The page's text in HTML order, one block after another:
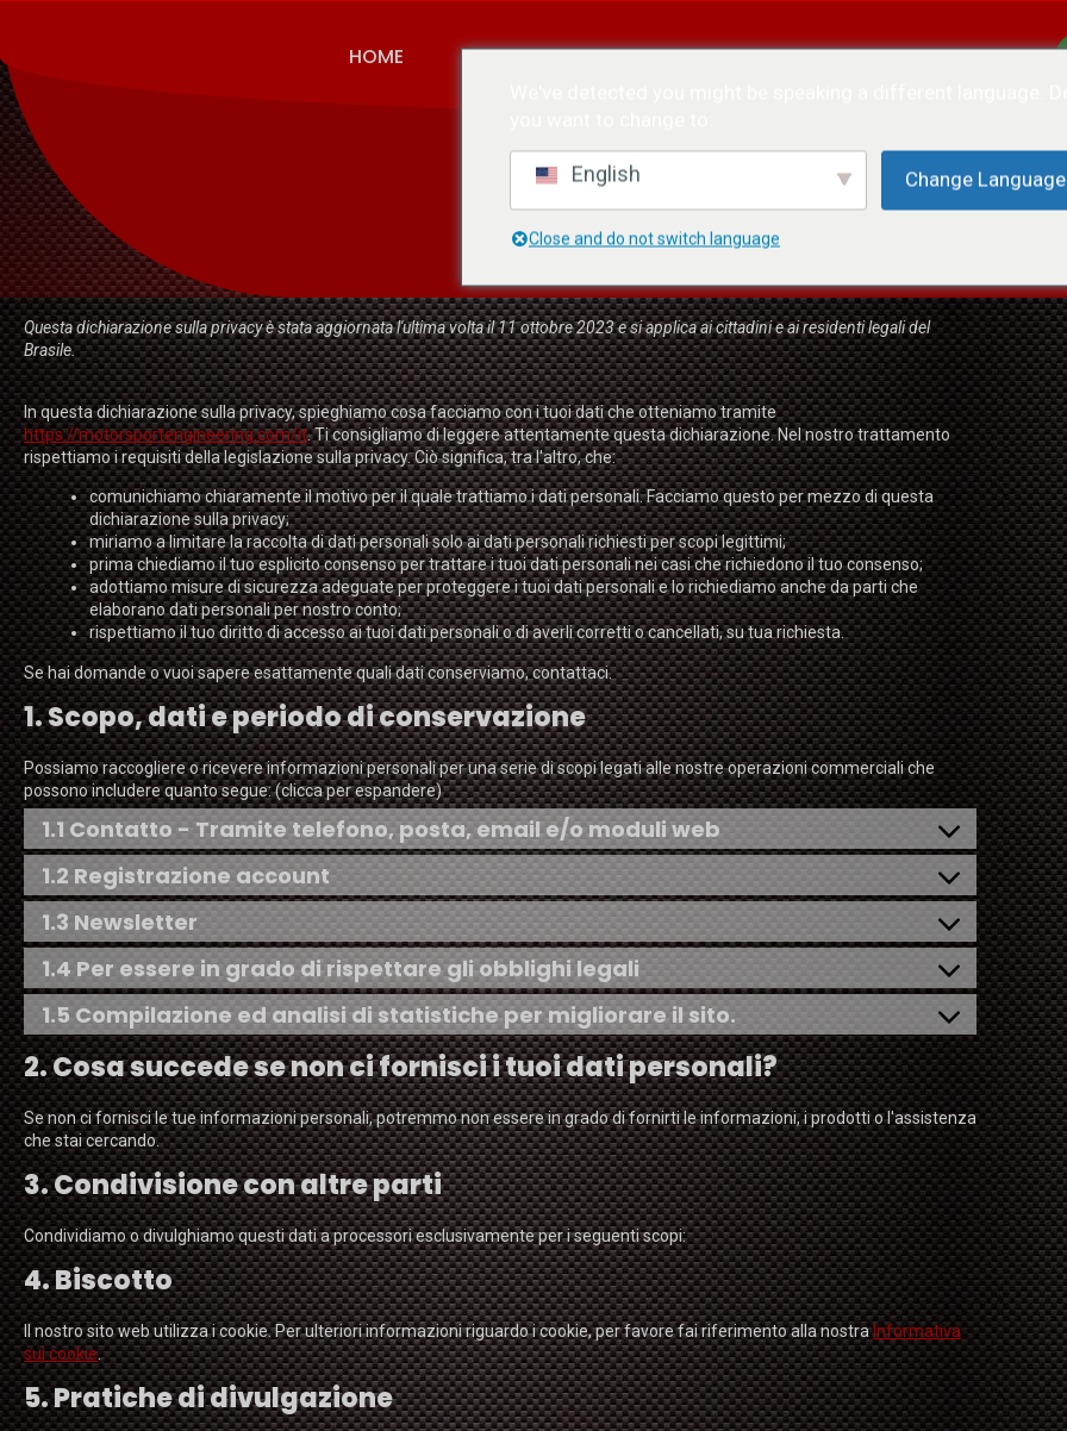
HOME BLOG CHI SIAMO CONTATTO ITALIANO
Questa dichiarazione sulla privacy è stata aggiornata l'ultima volta il 11 ottobre 2023 e si applica ai cittadini e ai residenti legali del
Brasile.
In questa dichiarazione sulla privacy, spieghiamo cosa facciamo con i tuoi dati che otteniamo tramite
https://motorsportengineering.com/it. Ti consigliamo di leggere attentamente questa dichiarazione. Nel nostro trattamento
rispettiamo i requisiti della legislazione sulla privacy. Ciò significa, tra l'altro, che:
comunichiamo chiaramente il motivo per il quale trattiamo i dati personali. Facciamo questo per mezzo di questa
dichiarazione sulla privacy;
miriamo a limitare la raccolta di dati personali solo ai dati personali richiesti per scopi legittimi;
prima chiediamo il tuo esplicito consenso per trattare i tuoi dati personali nei casi che richiedono il tuo consenso;
adottiamo misure di sicurezza adeguate per proteggere i tuoi dati personali e lo richiediamo anche da parti che
elaborano dati personali per nostro conto;
rispettiamo il tuo diritto di accesso ai tuoi dati personali o di averli corretti o cancellati, su tua richiesta.
Se hai domande o vuoi sapere esattamente quali dati conserviamo, contattaci.
1. Scopo, dati e periodo di conservazione
Possiamo raccogliere o ricevere informazioni personali per una serie di scopi legati alle nostre operazioni commerciali che
possono includere quanto segue: (clicca per espandere)
1.1 Contatto - Tramite telefono, posta, email e/o moduli web
1.2 Registrazione account
1.3 Newsletter
1.4 Per essere in grado di rispettare gli obblighi legali
1.5 Compilazione ed analisi di statistiche per migliorare il sito.
2. Cosa succede se non ci fornisci i tuoi dati personali?
Se non ci fornisci le tue informazioni personali, potremmo non essere in grado di fornirti le informazioni, i prodotti o l'assistenza
che stai cercando.
3. Condivisione con altre parti
Condividiamo o divulghiamo questi dati a processori esclusivamente per i seguenti scopi:
4. Biscotto
Il nostro sito web utilizza i cookie. Per ulteriori informazioni riguardo i cookie, per favore fai riferimento alla nostraInformativa
sui cookie.
5. Pratiche di divulgazione
English Change Language
Close and do not switch language